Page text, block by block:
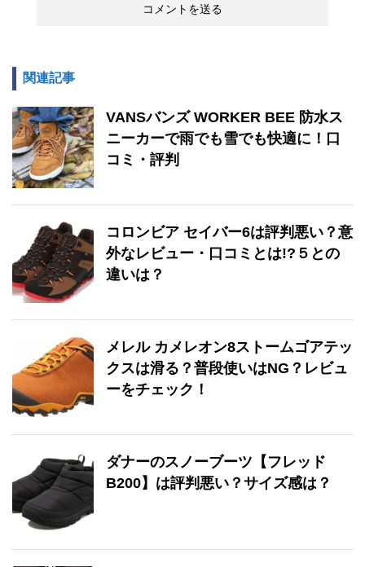
関連記事
VANSバンズ WORKER BEE 防水ス
ニーカーで雨でも雪でも快適に！口
コミ・評判
コロンビア セイバー6は評判悪い？意
外なレビュー・口コミとは!?５との
違いは？
メレル カメレオン8ストームゴアテッ
クスは滑る？普段使いはNG？レビュ
ーをチェック！
ダナーのスノーブーツ【フレッド
B200】は評判悪い？サイズ感は？